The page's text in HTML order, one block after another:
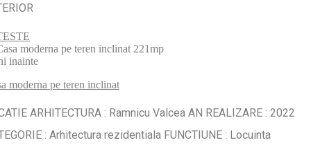
inainte
moderna pe teren inclinat
ARHITECTURA : Ramnicu Valcea AN REALIZARE : 2022
: Arhitectura rezidentiala FUNCTIUNE : Locuinta